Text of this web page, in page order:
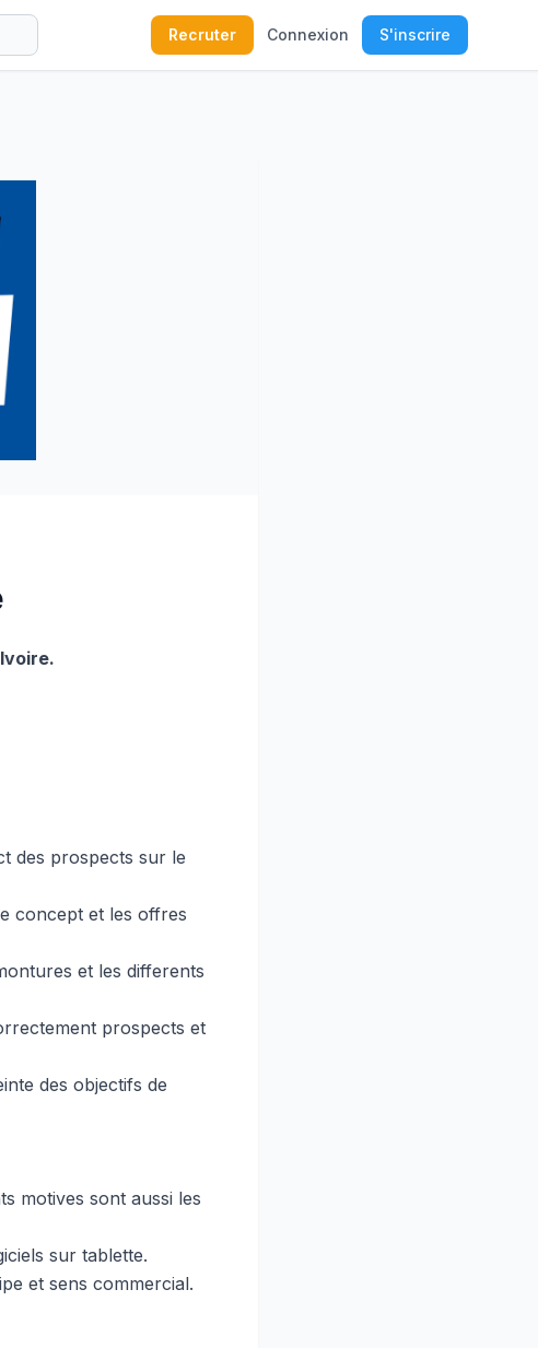
Recruter Connexion S'inscrire
des prospects sur le
concept et les offres
et les differents
prospects et
des objectifs de
motives sont aussi les
sur tablette.
et sens commercial.